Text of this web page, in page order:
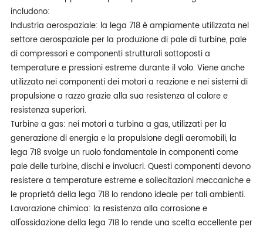
includono:
Industria aerospaziale: la lega 718 è ampiamente utilizzata nel
settore aerospaziale per la produzione di pale di turbine, pale
di compressori e componenti strutturali sottoposti a
temperature e pressioni estreme durante il volo. Viene anche
utilizzato nei componenti dei motori a reazione e nei sistemi di
propulsione a razzo grazie alla sua resistenza al calore e
resistenza superiori.
Turbine a gas: nei motori a turbina a gas, utilizzati per la
generazione di energia e la propulsione degli aeromobili, la
lega 718 svolge un ruolo fondamentale in componenti come
pale delle turbine, dischi e involucri. Questi componenti devono
resistere a temperature estreme e sollecitazioni meccaniche e
le proprietà della lega 718 lo rendono ideale per tali ambienti.
Lavorazione chimica: la resistenza alla corrosione e
all'ossidazione della lega 718 lo rende una scelta eccellente per